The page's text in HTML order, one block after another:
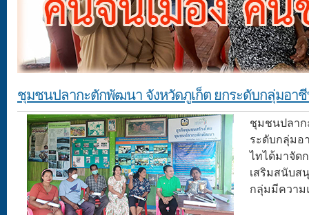
ชุมชนปลากะตักพัฒนา จังหวัดภูเก็ต ยกระดับกลุ่มอา
ชุมชนปลาก
ระดับกลุ่ม
ไทได้มาจัด
เสริมสนับส
กลุ่มมีควา